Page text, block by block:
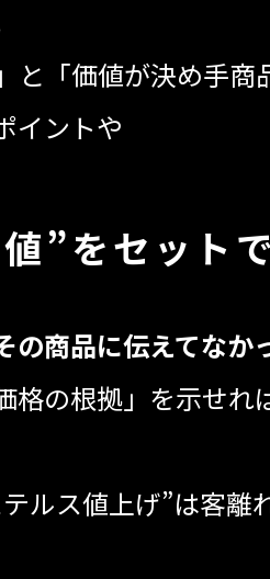
と「価値が決め手
イントや
”をセットで
の商品に伝えてなか
格の根拠」を示せ
ルス値上げ”は客離